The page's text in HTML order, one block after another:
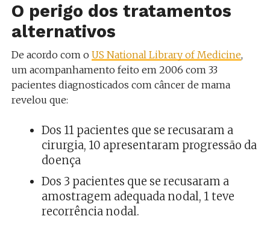
O perigo dos tratamentos
alternativos
De acordo com o US National Library of Medicine,
um acompanhamento feito em 2006 com 33
pacientes diagnosticados com câncer de mama
revelou que:
Dos 11 pacientes que se recusaram a
cirurgia, 10 apresentaram progressão da
doença
Dos 3 pacientes que se recusaram a
amostragem adequada nodal, 1 teve
recorrência nodal.